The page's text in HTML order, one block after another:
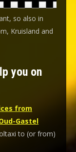
so also in
Kruisland and
you on
from
Gastel
to (or from)